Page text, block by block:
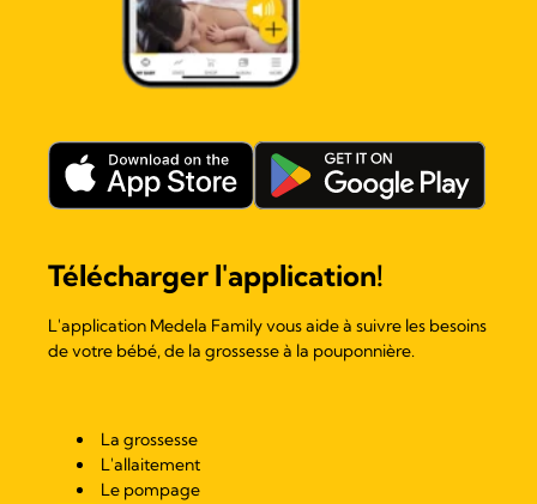
Télécharger l'application!
L'application Medela Family vous aide à suivre les besoins
de votre bébé, de la grossesse à la pouponnière.
La grossesse
L'allaitement
Le pompage